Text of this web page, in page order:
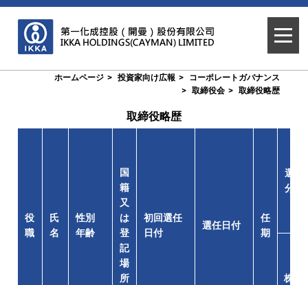
ホームページ 投資家向け広報
コーポレートガバナンス
取締役会
取締役略歴
取締役略歴
役
職
氏
名
性別
年齢
国
籍
又
は
登
記
場
所
初回選任
日付
選任日付
任
期
選任
分
株数